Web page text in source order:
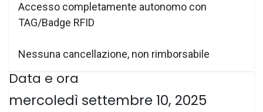
Accesso completamente autonomo con
TAG/Badge RFID
Nessuna cancellazione, non rimborsabile
Data e ora
mercoledì settembre 10, 2025